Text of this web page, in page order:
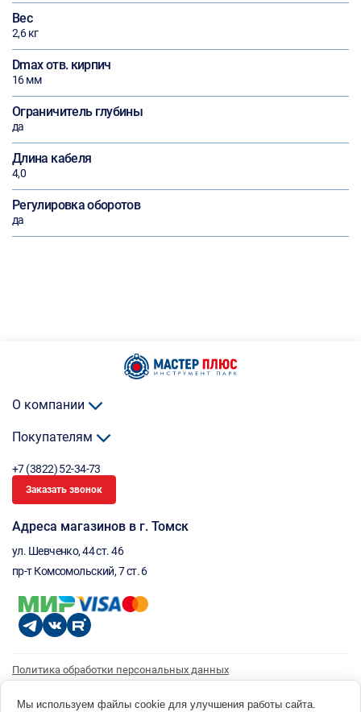
Вес
2,6 кг
Dmax отв. кирпич
16 мм
Ограничитель глубины
да
Длина кабеля
4,0
Регулировка оборотов
да
О компании
Покупателям
+7 (3822) 52-34-73
Заказать звонок
Адреса магазинов в г. Томск
ул. Шевченко, 44 ст. 46
пр-т Комсомольский, 7 ст. 6
Политика обработки персональных данных
Согласие на получение рассылки
Мы используем файлы cookie для улучшения работы сайта.